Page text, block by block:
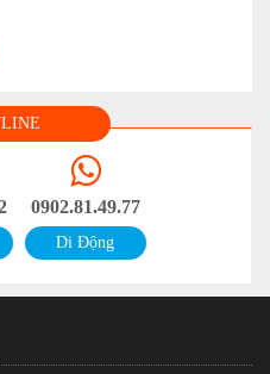
0902.81.49.77
Di Động